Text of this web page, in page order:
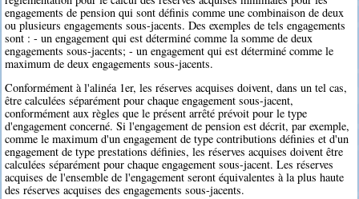
engagements de pension qui sont définis comme une combinaison de deux
ou plusieurs engagements sous-jacents. Des exemples de tels engagements
sont : - un engagement qui est déterminé comme la somme de deux
engagements sous-jacents; - un engagement qui est déterminé comme le
maximum de deux engagements sous-jacents.
Conformément à l'alinéa 1er, les réserves acquises doivent, dans un tel cas,
être calculées séparément pour chaque engagement sous-jacent,
conformément aux règles que le présent arrêté prévoit pour le type
d'engagement concerné. Si l'engagement de pension est décrit, par exemple,
comme le maximum d'un engagement de type contributions définies et d'un
engagement de type prestations définies, les réserves acquises doivent être
calculées séparément pour chaque engagement sous-jacent. Les réserves
acquises de l'ensemble de l'engagement seront équivalentes à la plus haute
des réserves acquises des engagements sous-jacents.